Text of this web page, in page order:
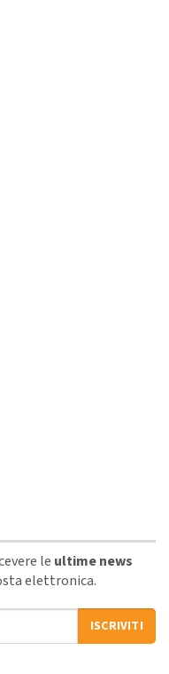
le ultime news
elettronica.
ISCRIVITI